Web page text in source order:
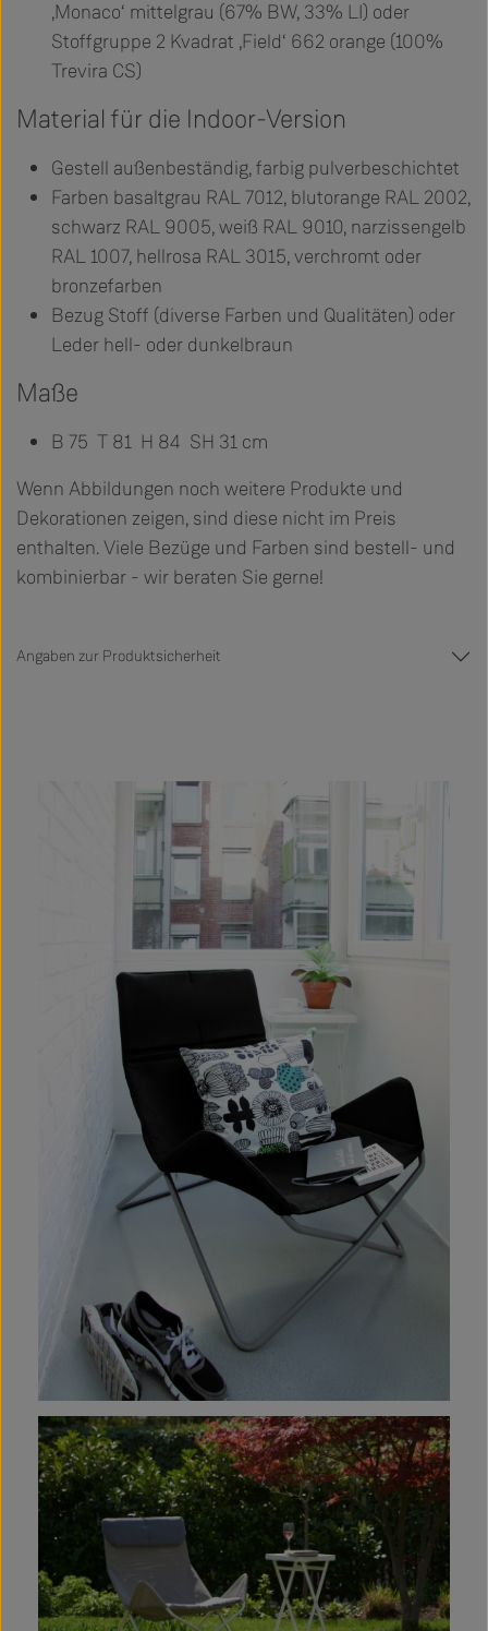
‚Monaco‘ mittelgrau (67% BW, 33% LI) oder
Stoffgruppe 2 Kvadrat ‚Field‘ 662 orange (100%
Trevira CS)
Material für die Indoor-Version
Gestell außenbeständig, farbig pulverbeschichtet
Farben basaltgrau RAL 7012, blutorange RAL 2002,
schwarz RAL 9005, weiß RAL 9010, narzissengelb
RAL 1007, hellrosa RAL 3015, verchromt oder
bronzefarben
Bezug Stoff (diverse Farben und Qualitäten) oder
Leder hell- oder dunkelbraun
Maße
B 75 T 81 H 84 SH 31 cm
Wenn Abbildungen noch weitere Produkte und
Dekorationen zeigen, sind diese nicht im Preis
enthalten. Viele Bezüge und Farben sind bestell- und
kombinierbar - wir beraten Sie gerne!
Angaben zur Produktsicherheit